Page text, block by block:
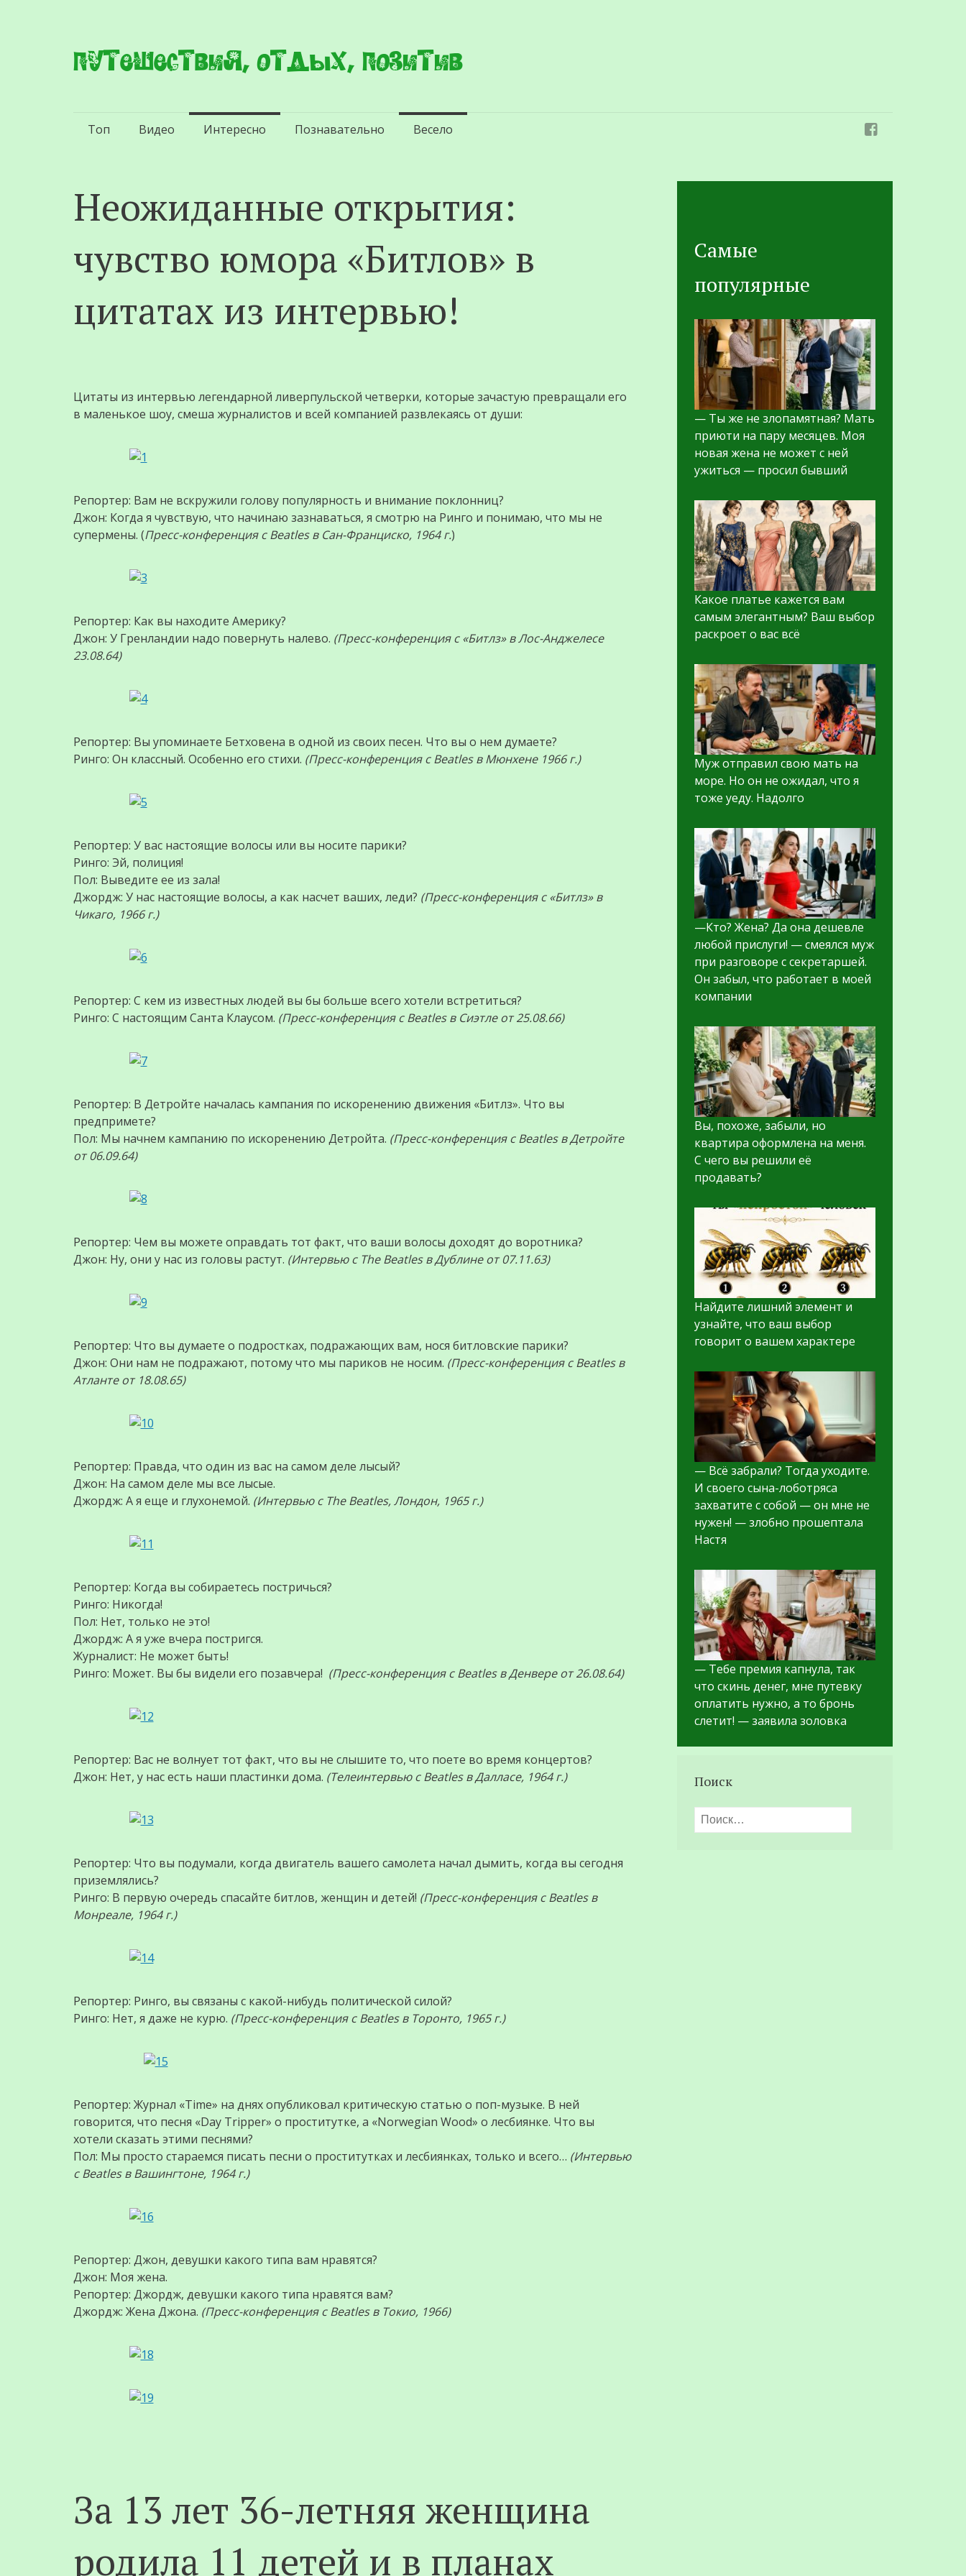
Путешествия, отдых, позитив
Перейти
Топ Видео Интересно Познавательно Весело
Неожиданные открытия:
чувство юмора «Битлов» в
цитатах из интервью!
Цитаты из интервью легендарной ливерпульской четверки, которые зачастую превращали его
в маленькое шоу, смеша журналистов и всей компанией развлекаясь от души:
Репортер: Вам не вскружили голову популярность и внимание поклонниц?
Джон: Когда я чувствую, что начинаю зазнаваться, я смотрю на Ринго и понимаю, что мы не
супермены. (Пресс-конференция с Beatles в Сан-Франциско, 1964 г.)
Репортер: Как вы находите Америку?
Джон: У Гренландии надо повернуть налево. (Пресс-конференция с «Битлз» в Лос-Анджелесе
23.08.64)
Репортер: Вы упоминаете Бетховена в одной из своих песен. Что вы о нем думаете?
Ринго: Он классный. Особенно его стихи. (Пресс-конференция с Beatles в Мюнхене 1966 г.)
Репортер: У вас настоящие волосы или вы носите парики?
Ринго: Эй, полиция!
Пол: Выведите ее из зала!
Джордж: У нас настоящие волосы, а как насчет ваших, леди? (Пресс-конференция с «Битлз» в
Чикаго, 1966 г.)
Репортер: С кем из известных людей вы бы больше всего хотели встретиться?
Ринго: С настоящим Санта Клаусом. (Пресс-конференция с Beatles в Сиэтле от 25.08.66)
Репортер: В Детройте началась кампания по искоренению движения «Битлз». Что вы
предпримете?
Пол: Мы начнем кампанию по искоренению Детройта. (Пресс-конференция с Beatles в Детройте
от 06.09.64)
Репортер: Чем вы можете оправдать тот факт, что ваши волосы доходят до воротника?
Джон: Ну, они у нас из головы растут. (Интервью с The Beatles в Дублине от 07.11.63)
Репортер: Что вы думаете о подростках, подражающих вам, нося битловские парики?
Джон: Они нам не подражают, потому что мы париков не носим. (Пресс-конференция с Beatles в
Атланте от 18.08.65)
Репортер: Правда, что один из вас на самом деле лысый?
Джон: На самом деле мы все лысые.
Джордж: А я еще и глухонемой. (Интервью с The Beatles, Лондон, 1965 г.)
Репортер: Когда вы собираетесь постричься?
Ринго: Никогда!
Пол: Нет, только не это!
Джордж: А я уже вчера постригся.
Журналист: Не может быть!
Ринго: Может. Вы бы видели его позавчера! (Пресс-конференция с Beatles в Денвере от 26.08.64)
Репортер: Вас не волнует тот факт, что вы не слышите то, что поете во время концертов?
Джон: Нет, у нас есть наши пластинки дома. (Телеинтервью с Beatles в Далласе, 1964 г.)
Репортер: Что вы подумали, когда двигатель вашего самолета начал дымить, когда вы сегодня
приземлялись?
Ринго: В первую очередь спасайте битлов, женщин и детей! (Пресс-конференция с Beatles в
Монреале, 1964 г.)
Репортер: Ринго, вы связаны с какой-нибудь политической силой?
Ринго: Нет, я даже не курю. (Пресс-конференция с Beatles в Торонто, 1965 г.)
Репортер: Журнал «Time» на днях опубликовал критическую статью о поп-музыке. В ней
говорится, что песня «Day Tripper» о проститутке, а «Norwegian Wood» о лесбиянке. Что вы
хотели сказать этими песнями?
Пол: Мы просто стараемся писать песни о проститутках и лесбиянках, только и всего… (Интервью
с Beatles в Вашингтоне, 1964 г.)
Репортер: Джон, девушки какого типа вам нравятся?
Джон: Моя жена.
Репортер: Джордж, девушки какого типа нравятся вам?
Джордж: Жена Джона. (Пресс-конференция с Beatles в Токио, 1966)
За 13 лет 36-летняя женщина
родила 11 детей и в планах
Самые
популярные
— Ты же не злопамятная? Мать
приюти на пару месяцев. Моя
новая жена не может с ней
ужиться — просил бывший
Какое платье кажется вам
самым элегантным? Ваш выбор
раскроет о вас всё
Муж отправил свою мать на
море. Но он не ожидал, что я
тоже уеду. Надолго
—Кто? Жена? Да она дешевле
любой прислуги! — смеялся муж
при разговоре с секретаршей.
Он забыл, что работает в моей
компании
Вы, похоже, забыли, но
квартира оформлена на меня.
С чего вы решили её
продавать?
Найдите лишний элемент и
узнайте, что ваш выбор
говорит о вашем характере
— Всё забрали? Тогда уходите.
И своего сына-лоботряса
захватите с собой — он мне не
нужен! — злобно прошептала
Настя
— Тебе премия капнула, так
что скинь денег, мне путевку
оплатить нужно, а то бронь
слетит! — заявила золовка
Поиск
Найти: